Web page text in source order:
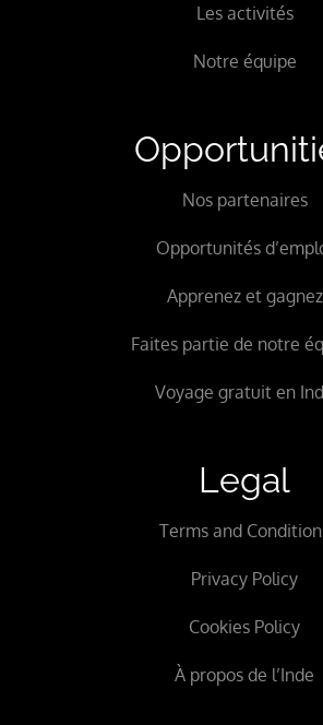
Les activités
Notre équipe
Nos partenaires
Opportunités
Apprenez et gagnez
Faites partie de notre
Voyage gratuit en
Legal
Terms and
Privacy Policy
Cookies Policy
À propos de l’Inde